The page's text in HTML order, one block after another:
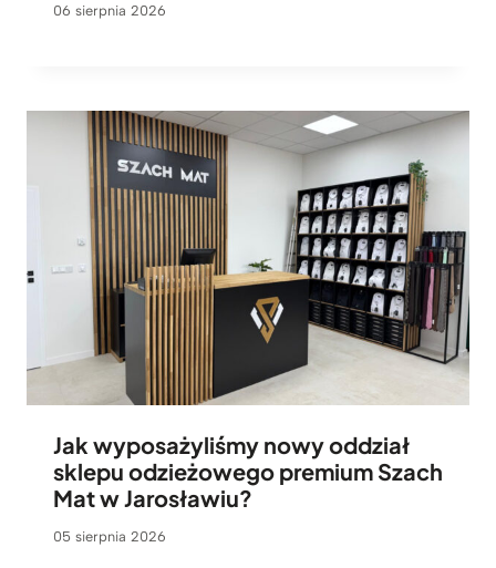
06 sierpnia 2026
Jak wyposażyliśmy nowy oddział
sklepu odzieżowego premium Szach
Mat w Jarosławiu?
05 sierpnia 2026